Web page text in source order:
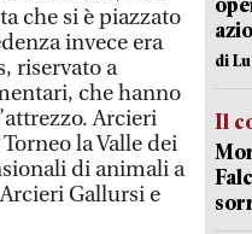
che si è piazzato
invece era
riservato a
che hanno
Arcieri
la Valle dei
di animali a
Gallursi e
di
Il